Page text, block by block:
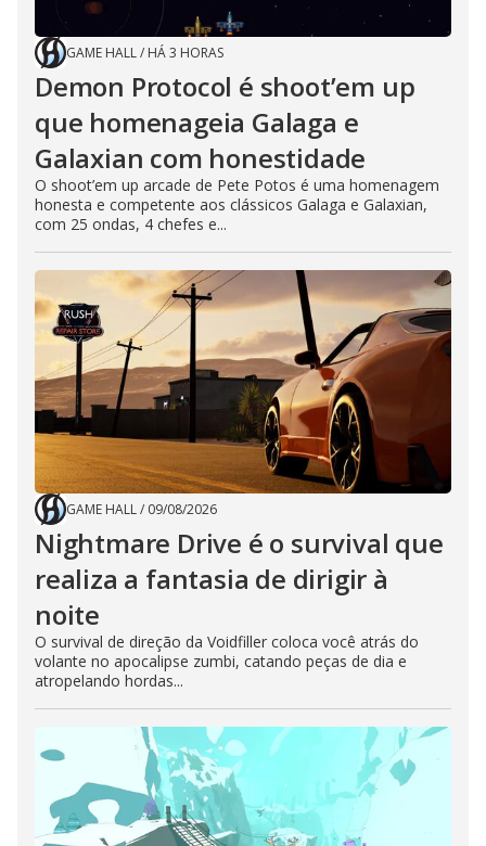
GAME HALL/ HÁ 3 HORAS
Demon Protocol é shoot’em up
que homenageia Galaga e
Galaxian com honestidade
O shoot’em up arcade de Pete Potos é uma homenagem
honesta e competente aos clássicos Galaga e Galaxian,
com 25 ondas, 4 chefes e...
GAME HALL/ 09/08/2026
Nightmare Drive é o survival que
realiza a fantasia de dirigir à
noite
O survival de direção da Voidfiller coloca você atrás do
volante no apocalipse zumbi, catando peças de dia e
atropelando hordas...